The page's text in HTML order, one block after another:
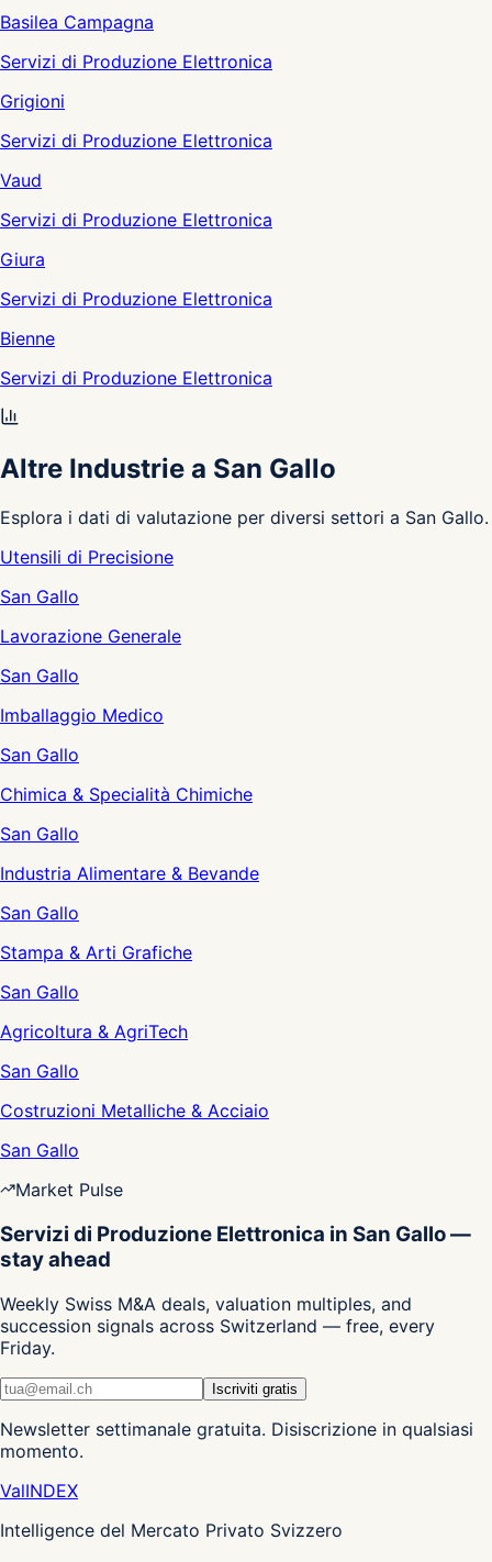
Basilea Campagna
Servizi di Produzione Elettronica
Grigioni
Servizi di Produzione Elettronica
Vaud
Servizi di Produzione Elettronica
Giura
Servizi di Produzione Elettronica
Bienne
Servizi di Produzione Elettronica
Altre Industrie a San Gallo
Esplora i dati di valutazione per diversi settori a San Gallo.
Utensili di Precisione
San Gallo
Lavorazione Generale
San Gallo
Imballaggio Medico
San Gallo
Chimica & Specialità Chimiche
San Gallo
Industria Alimentare & Bevande
San Gallo
Stampa & Arti Grafiche
San Gallo
Agricoltura & AgriTech
San Gallo
Costruzioni Metalliche & Acciaio
San Gallo
Market Pulse
Servizi di Produzione Elettronica in San Gallo —
stay ahead
Weekly Swiss M&A deals, valuation multiples, and
succession signals across Switzerland — free, every
Friday.
Iscriviti gratis
Newsletter settimanale gratuita. Disiscrizione in qualsiasi
momento.
ValINDEX
Intelligence del Mercato Privato Svizzero